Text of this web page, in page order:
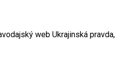
web Ukrajinská pravda,